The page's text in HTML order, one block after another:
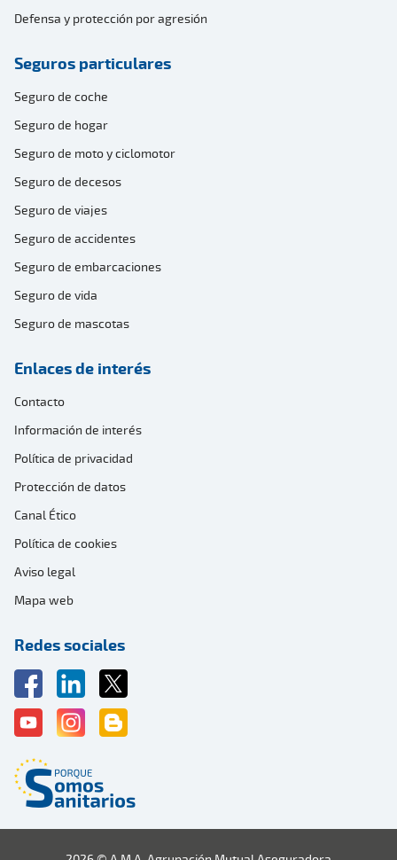
Defensa y protección por agresión
Seguros particulares
Seguro de coche
Seguro de hogar
Seguro de moto y ciclomotor
Seguro de decesos
Seguro de viajes
Seguro de accidentes
Seguro de embarcaciones
Seguro de vida
Seguro de mascotas
Enlaces de interés
Contacto
Información de interés
Política de privacidad
Protección de datos
Canal Ético
Política de cookies
Aviso legal
Mapa web
Redes sociales